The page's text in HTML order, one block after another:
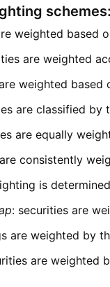
schemes:
weighted based
are weighted
weighted based
are classified by
are equally
consistently
is
: securities are
are weighted by
are weighted